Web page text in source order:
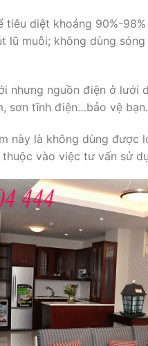
diệt khoảng 90%-
lũ muỗi; không dùng
nhưng nguồn điện ở lưới
sơn tĩnh điện…bảo vệ bạn.
này là không dùng
vào việc tư vấn sử